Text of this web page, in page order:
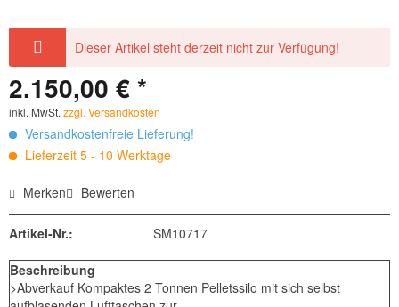
Dieser Artikel steht derzeit nicht zur Verfügung!
2.150,00 € *
inkl. MwSt. zzgl. Versandkosten
Versandkostenfreie Lieferung!
Lieferzeit 5 - 10 Werktage
Merken Bewerten
Artikel-Nr.: SM10717
Beschreibung
>Abverkauf Kompaktes 2 Tonnen Pelletssilo mit sich selbst